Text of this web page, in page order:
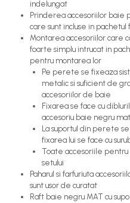
indelungat
Prinderea accesoriilor baie
care sunt incluse in pachetul
Montarea accesoriilor care
foarte simplu intrucat in
pentru montarea lor
Pe perete se fixeaza
metalic si suficient de
accesoriilor de baie
Fixarea se face cu
accesoriu baie negru mat
La suportul din perete
fixarea lui se face cu
Toate accesoriile pentru
setului
Paharul si farfuriuta
sunt usor de curatat
Raft baie negru MAT cu